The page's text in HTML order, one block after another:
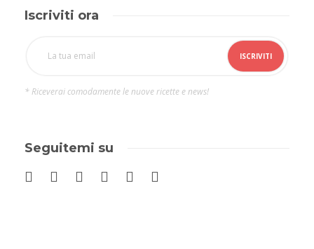
Iscriviti ora
* Riceverai comodamente le nuove ricette e news!
Seguitemi su